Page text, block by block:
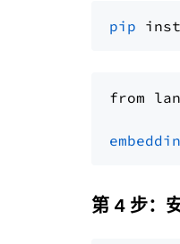
pip
from
第 4 步：